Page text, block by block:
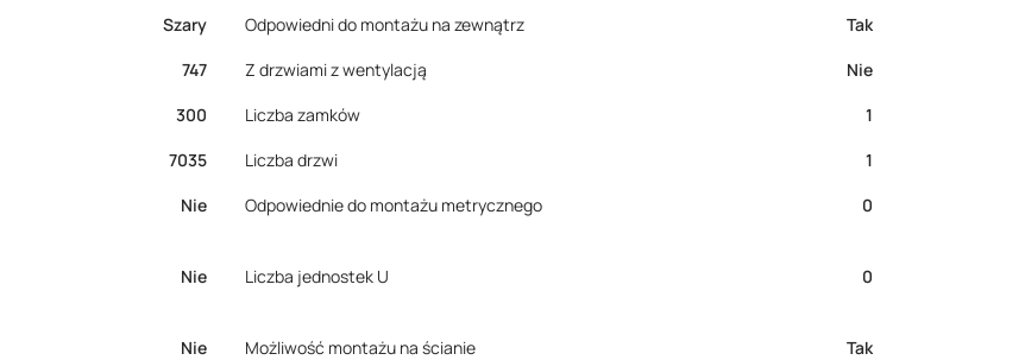
Szary Odpowiedni do montażu na zewnątrz
Tak
747 Z drzwiami z wentylacją
Nie
300 Liczba zamków
1
7035 Liczba drzwi
1
Nie Odpowiednie do montażu metrycznego
0
Nie Liczba jednostek U 0
Nie Możliwość montażu na ścianie
Tak